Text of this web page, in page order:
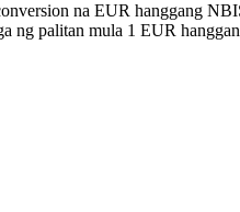
na EUR hanggang
ng palitan mula 1 EUR